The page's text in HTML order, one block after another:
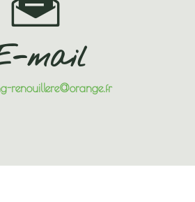
mail
renouillere@orange.fr